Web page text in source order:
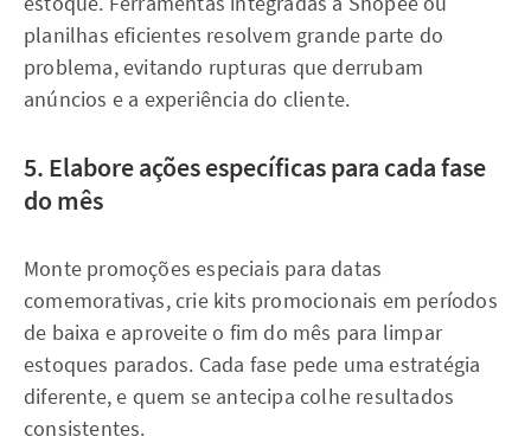
planilhas eficientes resolvem grande parte do
problema, evitando rupturas que derrubam
anúncios e a experiência do cliente.
5. Elabore ações específicas para cada fase
do mês
Monte promoções especiais para datas
comemorativas, crie kits promocionais em períodos
de baixa e aproveite o fim do mês para limpar
estoques parados. Cada fase pede uma estratégia
diferente, e quem se antecipa colhe resultados
consistentes.